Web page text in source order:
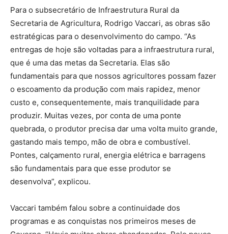
Para o subsecretário de Infraestrutura Rural da
Secretaria de Agricultura, Rodrigo Vaccari, as obras são
estratégicas para o desenvolvimento do campo. “As
entregas de hoje são voltadas para a infraestrutura rural,
que é uma das metas da Secretaria. Elas são
fundamentais para que nossos agricultores possam fazer
o escoamento da produção com mais rapidez, menor
custo e, consequentemente, mais tranquilidade para
produzir. Muitas vezes, por conta de uma ponte
quebrada, o produtor precisa dar uma volta muito grande,
gastando mais tempo, mão de obra e combustível.
Pontes, calçamento rural, energia elétrica e barragens
são fundamentais para que esse produtor se
desenvolva”, explicou.
Vaccari também falou sobre a continuidade dos
programas e as conquistas nos primeiros meses de